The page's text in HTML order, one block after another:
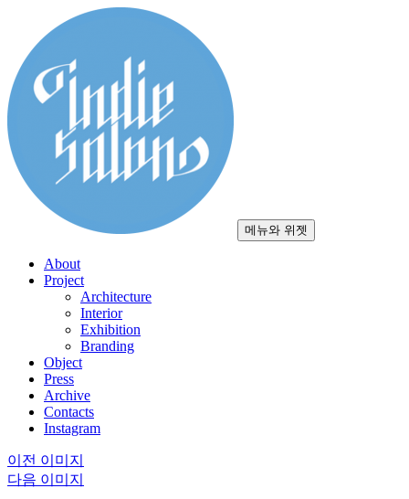
로
건
너
뛰
기
메뉴와 위젯
About
Project
Architecture
Interior
Exhibition
Branding
Object
Press
Archive
Contacts
Instagram
이전 이미지
다음 이미지